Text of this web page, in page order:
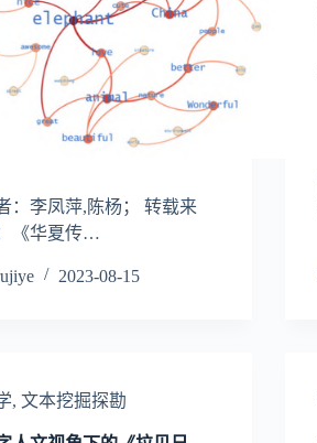
：李凤萍,陈杨； 转载来
《华夏传…
2023-08-15
,文本挖掘探勘